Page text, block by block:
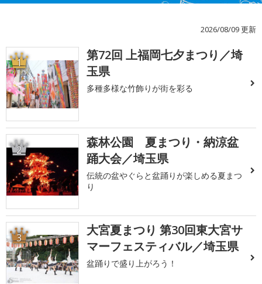
2026/08/09 更新
1
第72回 上福岡七夕まつり／埼
玉県
多種多様な竹飾りが街を彩る
2
森林公園 夏まつり・納涼盆
踊大会／埼玉県
伝統の盆やぐらと盆踊りが楽しめる夏まつ
り
3
大宮夏まつり 第30回東大宮サ
マーフェスティバル／埼玉県
盆踊りで盛り上がろう！